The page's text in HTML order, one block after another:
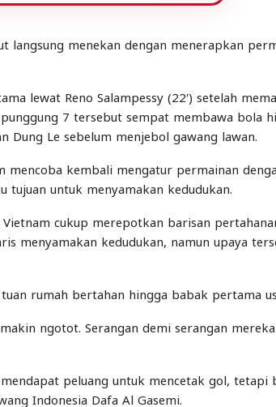
menekan dengan menerapkan
lewat Reno Salampessy (22′) setelah
7 tersebut sempat membawa bola
Dung Le sebelum menjebol gawang lawan.
mencoba kembali mengatur permainan
untuk menyamakan kedudukan.
cukup merepotkan barisan
menyamakan kedudukan, namun upaya
rumah bertahan hingga babak pertama
ngotot. Serangan demi serangan
peluang untuk mencetak gol, tetapi
Indonesia Dafa Al Gasemi.